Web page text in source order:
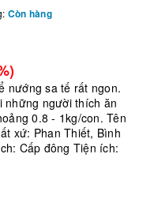
Còn hàng
nướng sa tế rất ngon.
những người thích ăn
0.8 - 1kg/con. Tên
xứ: Phan Thiết, Bình
Cấp đông Tiện ích: